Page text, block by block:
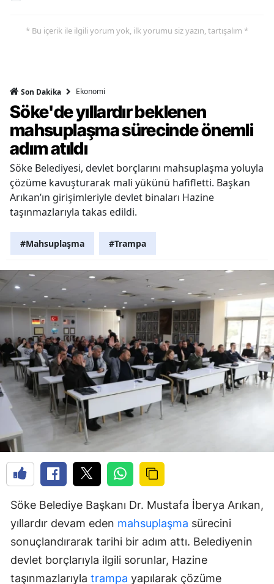
* Bu içerik ile ilgili yorum yok, ilk yorumu siz yazın, tartışalım *
Son Dakika Ekonomi
Söke'de yıllardır beklenen
mahsuplaşma sürecinde önemli
adım atıldı
Söke Belediyesi, devlet borçlarını mahsuplaşma yoluyla
çözüme kavuşturarak mali yükünü hafifletti. Başkan
Arıkan’ın girişimleriyle devlet binaları Hazine
taşınmazlarıyla takas edildi.
#Mahsuplaşma #Trampa
Söke Belediye Başkanı Dr. Mustafa İberya Arıkan,
yıllardır devam eden mahsuplaşma sürecini
sonuçlandırarak tarihi bir adım attı. Belediyenin
devlet borçlarıyla ilgili sorunlar, Hazine
taşınmazlarıyla trampa yapılarak çözüme